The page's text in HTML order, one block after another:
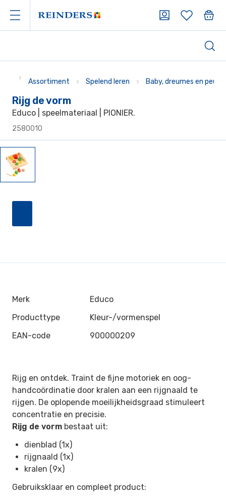
Assortiment Spelend leren Baby, dreumes en
Rijg de vorm
Educo | speelmateriaal | PIONIER.
2580010
Merk
Educo
Producttype
Kleur-/vormenspel
EAN-code
900000209
Rijg en ontdek. Traint de fijne motoriek en oog-
handcoördinatie door kralen aan een rijgnaald te
rijgen. De oplopende moeilijkheidsgraad stimuleert
concentratie en precisie.
Rijg de vorm bestaat uit:
dienblad (1x)
rijgnaald (1x)
kralen (9x)
Gebruiksklaar en compleet product: